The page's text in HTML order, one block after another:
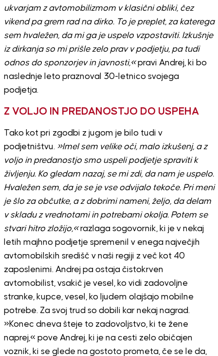
ukvarjam z avtomobilizmom v klasični obliki, čez
vikend pa grem rad na dirko. To je preplet, za katerega
sem hvaležen, da mi ga je uspelo vzpostaviti. Izkušnje
iz dirkanja so mi prišle zelo prav v podjetju, pa tudi
odnos do sponzorjev in javnosti,«pravi Andrej, ki bo
naslednje leto praznoval 30-letnico svojega
podjetja.
Z VOLJO IN PREDANOSTJO DO USPEHA
Tako kot pri zgodbi z jugom je bilo tudi v
podjetništvu. »Imel sem velike oči, malo izkušenj, a z
voljo in predanostjo smo uspeli podjetje spraviti k
življenju. Ko gledam nazaj, se mi zdi, da nam je uspelo.
Hvaležen sem, da je se je vse odvijalo tekoče. Pri meni
je šlo za občutke, a z dobrimi nameni, željo, da delam
v skladu z vrednotami in potrebami okolja. Potem se
stvari hitro zložijo,«razlaga sogovornik, ki je v nekaj
letih majhno podjetje spremenil v enega največjih
avtomobilskih središč v naši regiji z več kot 40
zaposlenimi. Andrej pa ostaja čistokrven
avtomobilist, vsakič je vesel, ko vidi zadovoljne
stranke, kupce, vesel, ko ljudem olajšajo mobilne
potrebe. Za svoj trud so dobili kar nekaj nagrad.
»Konec dneva šteje to zadovoljstvo, ki te žene
naprej,« pove Andrej, ki je na cesti zelo običajen
voznik, ki se glede na gostoto prometa, če se le da,